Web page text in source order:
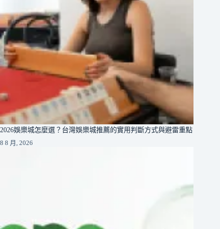
2026娛樂城怎麼選？台灣娛樂城推薦的實用判斷方式與避雷重點
8 8 月, 2026